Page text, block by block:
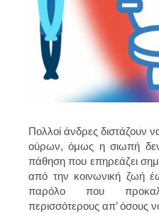
Πολλοί άνδρες διστάζουν
ούρων, όμως η σιωπή δεν
πάθηση που επηρεάζει
από την κοινωνική ζωή
παρόλο που
περισσότερους απ’ όσους